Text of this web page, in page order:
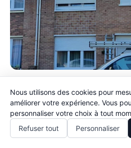
Nous utilisons des cookies pour
améliorer votre expérience. Vous
personnaliser votre choix à tout
Refuser tout
Personnaliser
Bac acier
06 12 34 56